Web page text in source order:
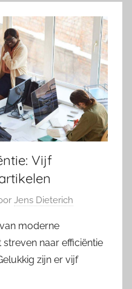
Vijf
Jens Dieterich
moderne
naar efficiëntie
zijn er vijf